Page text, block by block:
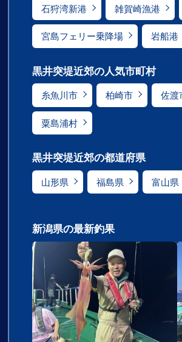
石狩湾新港 雑賀崎漁港
宮島フェリー乗降場 岩船港
黒井突堤近郊の人気市町村
糸魚川市 柏崎市 佐渡
粟島浦村
黒井突堤近郊の都道府県
山形県 福島県 富山県
新潟県の最新釣果